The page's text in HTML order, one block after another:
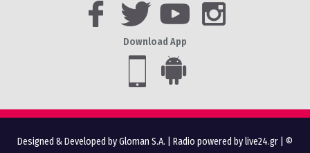
Download App
Designed & Developed by Gloman S.A. Radio powered by live24.gr | ©